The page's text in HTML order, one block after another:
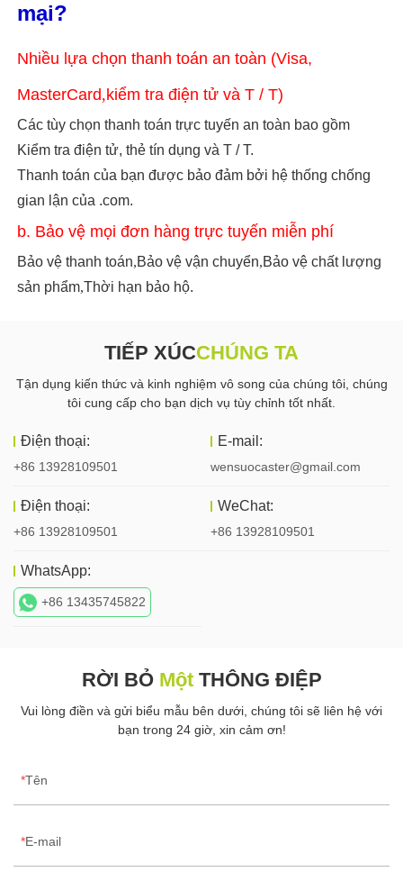
mại?
Nhiều lựa chọn thanh toán an toàn (Visa,
MasterCard,kiểm tra điện tử và T / T)
Các tùy chọn thanh toán trực tuyến an toàn bao gồm
Kiểm tra điện tử, thẻ tín dụng và T / T.
Thanh toán của bạn được bảo đảm bởi hệ thống chống
gian lận của .com.
b. Bảo vệ mọi đơn hàng trực tuyến miễn phí
Bảo vệ thanh toán,Bảo vệ vận chuyển,Bảo vệ chất lượng
sản phẩm,Thời hạn bảo hộ.
TIẾP XÚCCHÚNG TA
Tận dụng kiến ​​thức và kinh nghiệm vô song của chúng tôi, chúng
tôi cung cấp cho bạn dịch vụ tùy chỉnh tốt nhất.
Điện thoại:
+86 13928109501
E-mail:
wensuocaster@gmail.com
Điện thoại:
+86 13928109501
WeChat:
+86 13928109501
WhatsApp:
+86 13435745822
RỜI BỎ MộtTHÔNG ĐIỆP
Vui lòng điền và gửi biểu mẫu bên dưới, chúng tôi sẽ liên hệ với
bạn trong 24 giờ, xin cảm ơn!
Tên
E-mail